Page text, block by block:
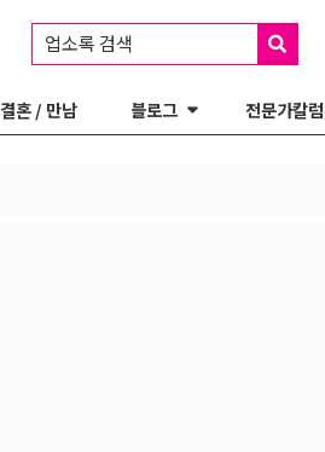
업소록 검색
결혼 / 만남 블로그 전문가칼럼